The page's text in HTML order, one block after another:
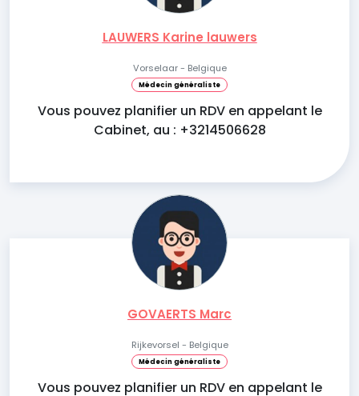
LAUWERS Karine lauwers
Vorselaar - Belgique
Médecin généraliste
Vous pouvez planifier un RDV en appelant le
Cabinet, au : +3214506628
GOVAERTS Marc
Rijkevorsel - Belgique
Médecin généraliste
Vous pouvez planifier un RDV en appelant le